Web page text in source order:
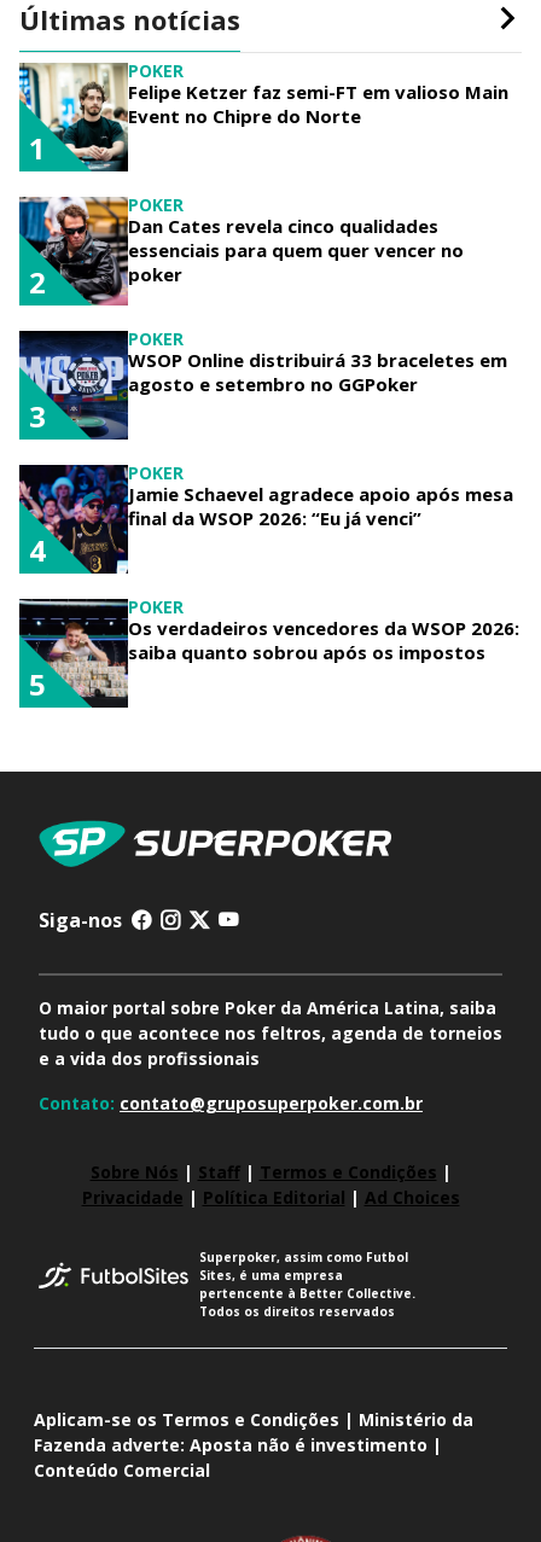
Últimas notícias
POKER
Felipe Ketzer faz semi-FT em valioso Main
Event no Chipre do Norte
1
POKER
Dan Cates revela cinco qualidades
essenciais para quem quer vencer no
poker
2
POKER
WSOP Online distribuirá 33 braceletes em
agosto e setembro no GGPoker
3
POKER
Jamie Schaevel agradece apoio após mesa
final da WSOP 2026: “Eu já venci”
4
POKER
Os verdadeiros vencedores da WSOP 2026:
saiba quanto sobrou após os impostos
5
Siga-nos
O maior portal sobre Poker da América Latina, saiba
tudo o que acontece nos feltros, agenda de torneios
e a vida dos profissionais
Contato: contato@gruposuperpoker.com.br
Sobre Nós | Staff| Termos e Condições |
Privacidade | Política Editorial | Ad Choices
Superpoker, assim como Futbol
Sites, é uma empresa
pertencente à Better Collective.
Todos os direitos reservados
Aplicam-se os Termos e Condições | Ministério da
Fazenda adverte: Aposta não é investimento |
Conteúdo Comercial